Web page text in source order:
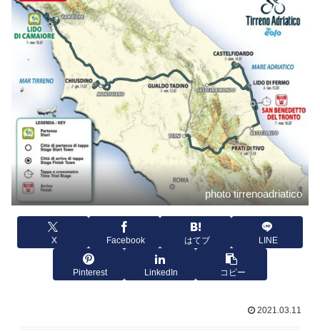
photo tirrenoadriatico
X Facebook はてブ LINE
Pinterest LinkedIn コピー
2021.03.11